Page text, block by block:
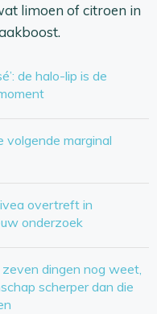
limoen of citroen in
de halo-lip is de
volgende marginal
overtreft in
onderzoek
dingen nog weet,
scherper dan die